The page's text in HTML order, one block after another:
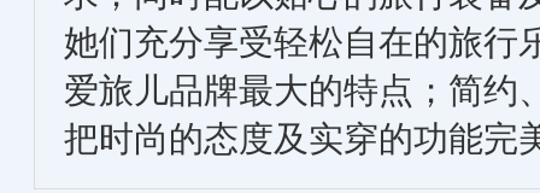
她们充分享受轻松自在的旅行
爱旅儿品牌最大的特点；简约
把时尚的态度及实穿的功能完